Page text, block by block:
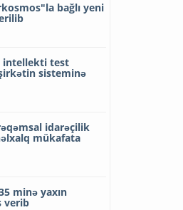
bağlı yeni
intellekti test
sisteminə
idarəçilik
mükafata
minə yaxın
verib